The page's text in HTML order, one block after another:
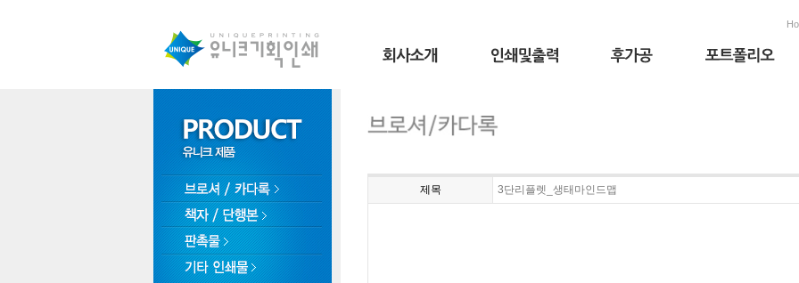
제목 3단리플렛_생태마인드맵